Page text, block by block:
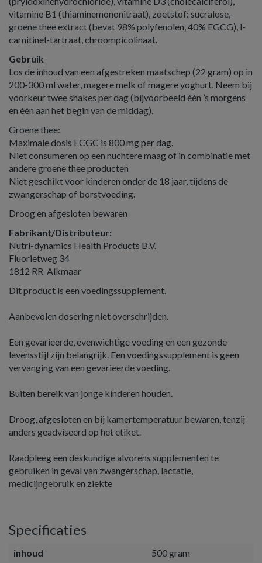
vitamine B1 (thiaminemononitraat), zoetstof: sucralose,
groene thee extract (bevat 98% polyfenolen, 40% EGCG), l-
carnitinel-tartraat, chroompicolinaat.
Gebruik
Los de inhoud van een afgestreken maatschep (22 gram) op in
200-300 ml water, magere melk of magere yoghurt. Neem bij
voorkeur twee shakes per dag (bijvoorbeeld één ’s morgens
en één aan het begin van de middag).
Groene thee:
Maximale dosis ECGC is 800 mg per dag.
Niet consumeren op een nuchtere maag of in combinatie met
andere groene thee producten
Niet geschikt voor kinderen onder de 18 jaar, tijdens de
zwangerschap of borstvoeding.
Droog en afgesloten bewaren
Fabrikant/Distributeur:
Nutri-dynamics Health Products B.V.
Fluorietweg 34
1812 RR Alkmaar
Dit product is een voedingssupplement.
Aanbevolen dosering niet overschrijden.
Een gevarieerde, evenwichtige voeding en een gezonde
levensstijl zijn belangrijk. Een voedingssupplement is geen
vervanging van een gevarieerde voeding.
Buiten bereik van jonge kinderen houden.
Droog, afgesloten en bij kamertemperatuur bewaren, tenzij
anders geadviseerd op het etiket.
Raadpleeg een deskundige alvorens supplementen te
gebruiken in geval van zwangerschap, lactatie,
medicijngebruik en ziekte
Specificaties
inhoud
500 gram